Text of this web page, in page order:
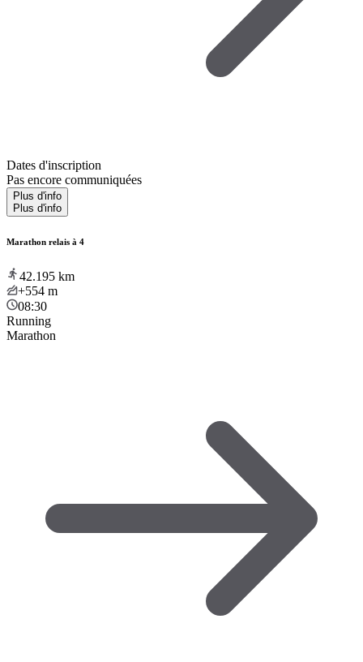
Dates d'inscription
Pas encore communiquées
Plus d'info
Plus d'info
Marathon relais à 4
42.195 km
+554 m
08:30
Running
Marathon